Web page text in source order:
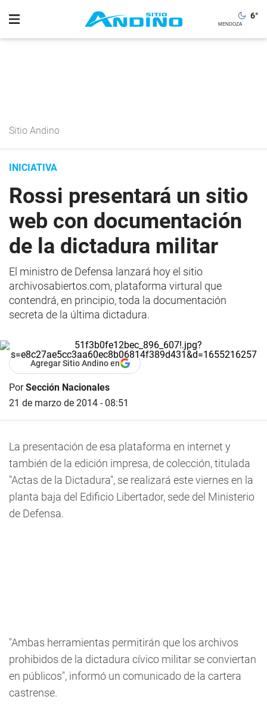
6°
Sitio Andino
INICIATIVA
Rossi presentará un sitio
web con documentación
de la dictadura militar
El ministro de Defensa lanzará hoy el sitio
archivosabiertos.com, plataforma virtural que
contendrá, en principio, toda la documentación
secreta de la última dictadura.
Agregar Sitio Andino en
PorSección Nacionales
21 de marzo de 2014 - 08:51
La presentación de esa plataforma en internet y
también de la edición impresa, de colección, titulada
"Actas de la Dictadura", se realizará este viernes en la
planta baja del Edificio Libertador, sede del Ministerio
de Defensa.
"Ambas herramientas permitirán que los archivos
prohibidos de la dictadura cívico militar se conviertan
en públicos", informó un comunicado de la cartera
castrense.